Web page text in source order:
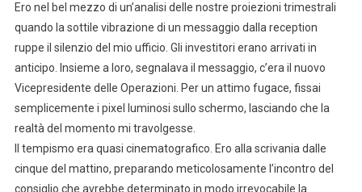
Ero nel bel mezzo di un’analisi delle nostre proiezioni trimestrali
quando la sottile vibrazione di un messaggio dalla reception
ruppe il silenzio del mio ufficio. Gli investitori erano arrivati in
anticipo. Insieme a loro, segnalava il messaggio, c’era il nuovo
Vicepresidente delle Operazioni. Per un attimo fugace, fissai
semplicemente i pixel luminosi sullo schermo, lasciando che la
realtà del momento mi travolgesse.
Il tempismo era quasi cinematografico. Ero alla scrivania dalle
cinque del mattino, preparando meticolosamente l’incontro del
consiglio che avrebbe determinato in modo irrevocabile la